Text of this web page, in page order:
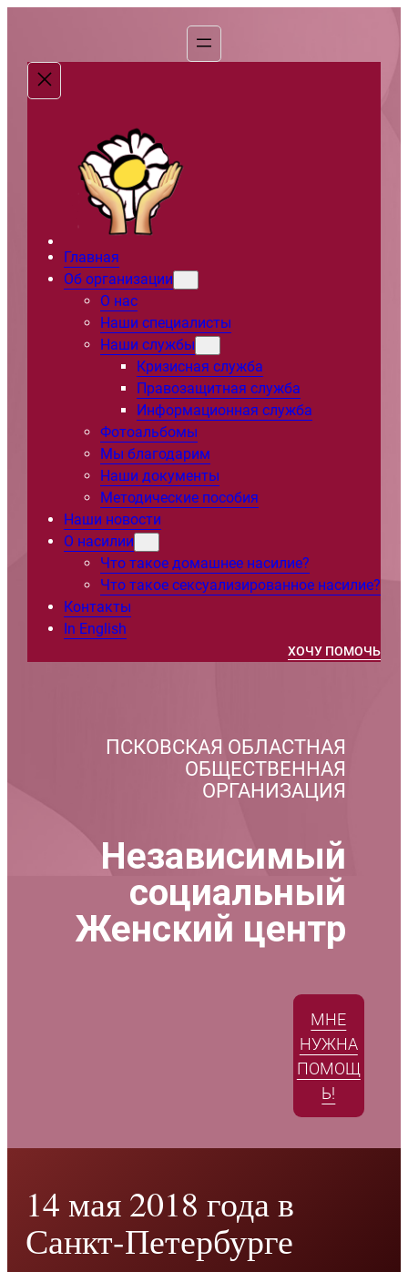
содержимому
Главная
Об организации
О нас
Наши специалисты
Наши службы
Кризисная служба
Правозащитная служба
Информационная служба
Фотоальбомы
Мы благодарим
Наши документы
Методические пособия
Наши новости
О насилии
Что такое домашнее насилие?
Что такое сексуализированное насилие?
Контакты
In English
ХОЧУ ПОМОЧЬ
ПСКОВСКАЯ ОБЛАСТНАЯ
ОБЩЕСТВЕННАЯ
ОРГАНИЗАЦИЯ
Независимый
социальный
Женский центр
МНЕ
НУЖНА
ПОМОЩ
Ь!
14 мая 2018 года в
Санкт-Петербурге